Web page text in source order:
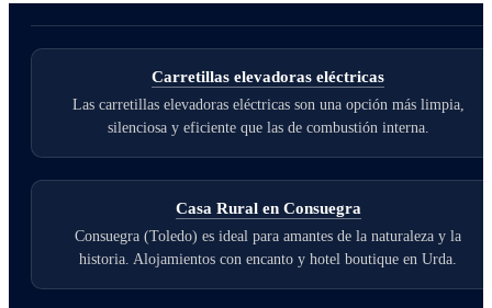
Carretillas elevadoras eléctricas
Las carretillas elevadoras eléctricas son una opción más limpia,
silenciosa y eficiente que las de combustión interna.
Casa Rural en Consuegra
Consuegra (Toledo) es ideal para amantes de la naturaleza y la
historia. Alojamientos con encanto y hotel boutique en Urda.